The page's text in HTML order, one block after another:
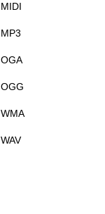
MIDI
MP3
OGA
OGG
WMA
WAV